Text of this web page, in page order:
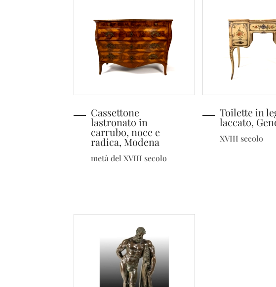
Cassettone
lastronato in
carrubo, noce e
radica, Modena
metà del XVIII secolo
Toilette in
laccato,
XVIII secolo